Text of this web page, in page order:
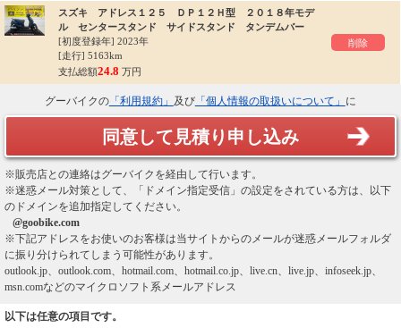
スズキ アドレス１２５ ＤＰ１２Ｈ型 ２０１８年モデ
ル センタースタンド サイドスタンド タンデムバー
[初度登録年] 2023年
[走行] 5163km
支払総額24.8 万円
削除
グーバイクの「利用規約」 及び「個人情報の取扱いについて」 に
同意して見積り申し込み
※販売店との連絡はグーバイクを経由して行います。
※迷惑メール対策として、「ドメイン指定受信」の設定をされている方は、以下
のドメインを追加指定してください。
@goobike.com
※下記アドレスをお使いのお客様は当サイトからのメールが迷惑メールフォルダ
に振り分けられてしまう可能性があります。
outlook.jp、outlook.com、hotmail.com、hotmail.co.jp、live.cn、live.jp、infoseek.jp、
msn.comなどのマイクロソフト系メールアドレス
以下は任意の項目です。